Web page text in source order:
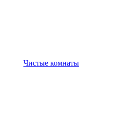
Чистые комнаты